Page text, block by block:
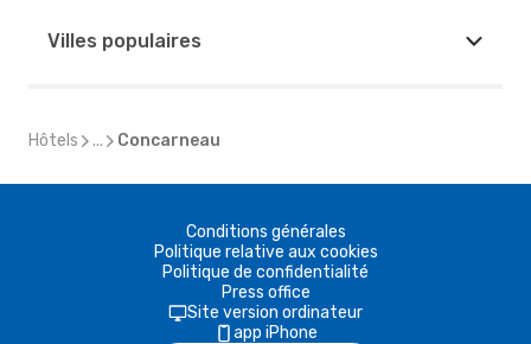
Villes populaires
Hôtels ... Concarneau
Conditions générales
Politique relative aux cookies
Politique de confidentialité
Press office
Site version ordinateur
app iPhone